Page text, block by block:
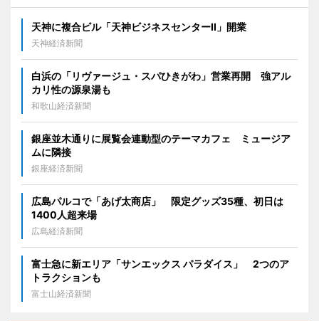
天神に複合ビル「天神ビジネスセンターII」開業
天神経済新聞
白浜の「リヴァージュ・スパひきがわ」営業再開 強アル
カリ性の源泉湯も
和歌山経済新聞
銀座並木通りに展覧会連動型のテーマカフェ ミュージア
ムに隣接
銀座経済新聞
広島パルコで「あげ太商店」 限定グッズ35種、初日は
1400人超来場
広島経済新聞
富士急に新エリア「サンエックス パラダイス」 2つのア
トラクションも
富士山経済新聞